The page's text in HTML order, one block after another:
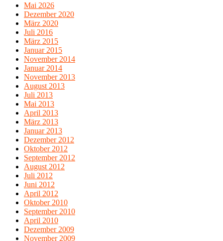
Mai 2026
Dezember 2020
März 2020
Juli 2016
März 2015
Januar 2015
November 2014
Januar 2014
November 2013
August 2013
Juli 2013
Mai 2013
April 2013
März 2013
Januar 2013
Dezember 2012
Oktober 2012
September 2012
August 2012
Juli 2012
Juni 2012
April 2012
Oktober 2010
September 2010
April 2010
Dezember 2009
November 2009